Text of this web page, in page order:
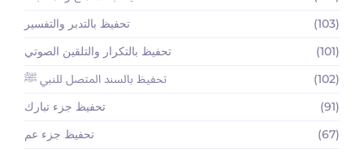
تحفيظ بالتدبر والتفسير
(103)
تحفيظ بالتكرار والتلقين الصوتي
(101)
تحفيظ بالسند المتصل للنبي ﷺ
(102)
تحفيظ جزء تبارك
(91)
تحفيظ جزء عم
(67)